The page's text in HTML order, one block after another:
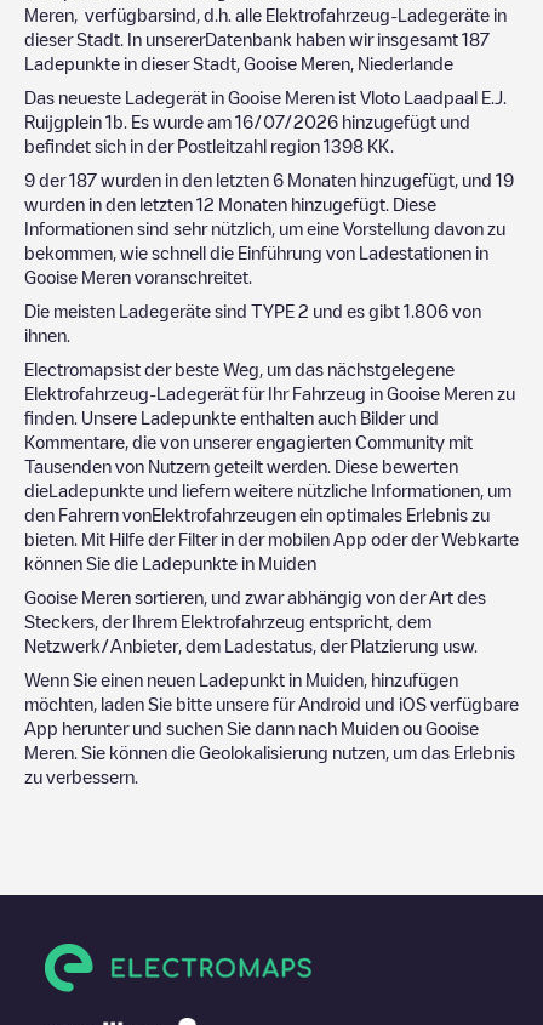
Meren , verfügbarsind, d.h. alle Elektrofahrzeug-Ladegeräte in
dieser Stadt. In unsererDatenbank haben wir insgesamt 187
Ladepunkte in dieser Stadt, Gooise Meren Niederlande
Das neueste Ladegerät in Gooise Meren ist Vloto Laadpaal E.J.
Ruijgplein 1b . Es wurde am 16/07/2026 hinzugefügt und
befindet sich in der Postleitzahl region 1398 KK
9 der187 wurden in den letzten 6 Monaten hinzugefügt, und 19
wurden in den letzten 12 Monaten hinzugefügt. Diese
Informationen sind sehr nützlich, um eine Vorstellung davon zu
bekommen, wie schnell die Einführung von Ladestationen in
Gooise Meren voranschreitet.
Die meisten Ladegeräte sind TYPE 2 und es gibt 1.806 von
ihnen.
Electromapsist der beste Weg, um das nächstgelegene
Elektrofahrzeug-Ladegerät für Ihr Fahrzeug in Gooise Meren zu
finden. Unsere Ladepunkte enthalten auch Bilder und
Kommentare, die von unserer engagierten Community mit
Tausenden von Nutzern geteilt werden. Diese bewerten
dieLadepunkte und liefern weitere nützliche Informationen, um
den Fahrern vonElektrofahrzeugen ein optimales Erlebnis zu
bieten. Mit Hilfe der Filter in der mobilen App oder der Webkarte
können Sie die Ladepunkte in Muiden
Gooise Meren sortieren, und zwar abhängig von der Art des
Steckers, der Ihrem Elektrofahrzeug entspricht, dem
Netzwerk/Anbieter, dem Ladestatus, der Platzierung usw.
Wenn Sie einen neuen Ladepunkt in Muiden , hinzufügen
möchten, laden Sie bitte unsere für Android und iOS verfügbare
App herunter und suchen Sie dann nach Muiden ou Gooise
Meren . Sie können die Geolokalisierung nutzen, um das Erlebnis
zu verbessern.